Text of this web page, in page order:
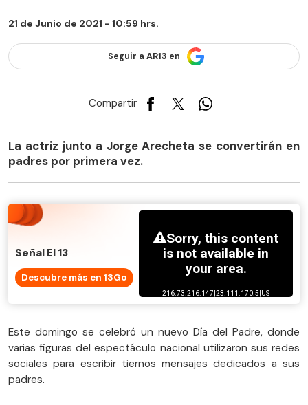
21 de Junio de 2021 - 10:59 hrs.
Seguir a AR13 en
Compartir
La actriz junto a Jorge Arecheta se convertirán en
padres por primera vez.
Señal El 13
Descubre más en 13Go
Este domingo se celebró un nuevo Día del Padre, donde
varias figuras del espectáculo nacional utilizaron sus redes
sociales para escribir tiernos mensajes dedicados a sus
padres.